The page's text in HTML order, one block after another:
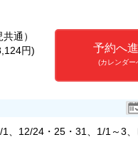
通）
円)
予約へ
(カレンダー
、12/24・25・31、1/1～3